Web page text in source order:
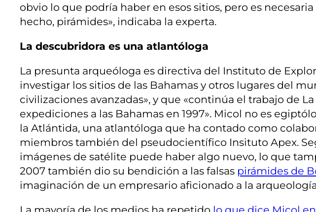
obvio lo que podría haber en esos sitios, pero es
hecho, pirámides», indicaba la experta.
La descubridora es una atlantóloga
La presunta arqueóloga es directiva del Instituto de
investigar los sitios de las Bahamas y otros lugares del
civilizaciones avanzadas», y que «continúa el trabajo de
expediciones a las Bahamas en 1997». Micol no es
la Atlántida, una atlantóloga que ha contado como
miembros también del pseudocientífico Insituto Apex.
imágenes de satélite puede haber algo nuevo, lo que
2007 también dio su bendición a las falsas pirámides de
imaginación de un empresario aficionado a la